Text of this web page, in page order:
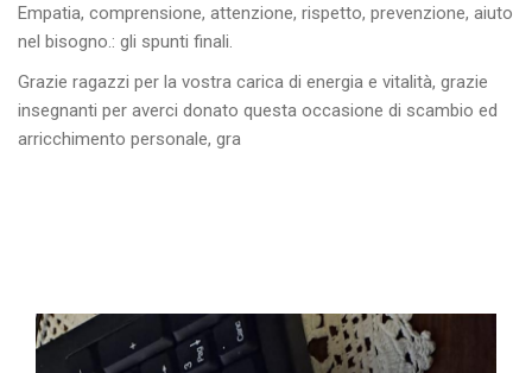
Empatia, comprensione, attenzione, rispetto, prevenzione, aiuto
nel bisogno.: gli spunti finali.
Grazie ragazzi per la vostra carica di energia e vitalità, grazie
insegnanti per averci donato questa occasione di scambio ed
arricchimento personale, gra